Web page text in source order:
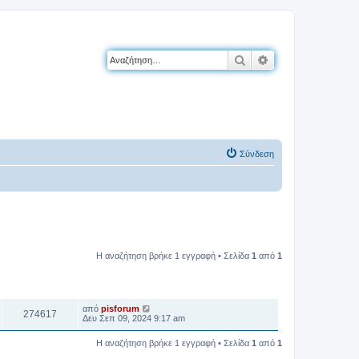
Αναζήτηση
Σύνδεση
Η αναζήτηση βρήκε 1 εγγραφή • Σελίδα 1 από 1
274617 από pisforum
Δευ Σεπ 09, 2024 9:17 am
Η αναζήτηση βρήκε 1 εγγραφή • Σελίδα 1 από 1